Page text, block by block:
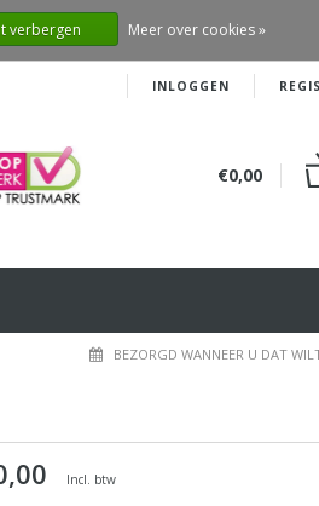
INLOGGEN
€0,00
BEZORGD WANNEER U DAT
Incl. btw
verbergen Meer over cookies »